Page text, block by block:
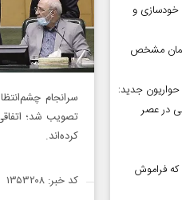
تصویب شد؛
کرده‌اند.
کد خبر: ۱۳۵۳۲۰۸
خودسازی و
عمان مشخص
جدید:
در عصر
که فراموش